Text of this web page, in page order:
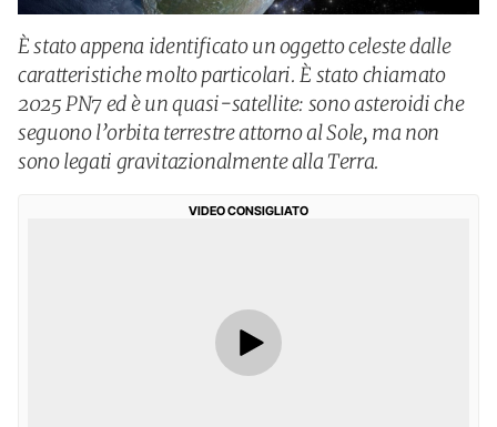
È stato appena identificato un oggetto celeste dalle
caratteristiche molto particolari. È stato chiamato
2025 PN7 ed è un quasi-satellite: sono asteroidi che
seguono l’orbita terrestre attorno al Sole, ma non
sono legati gravitazionalmente alla Terra.
VIDEO CONSIGLIATO